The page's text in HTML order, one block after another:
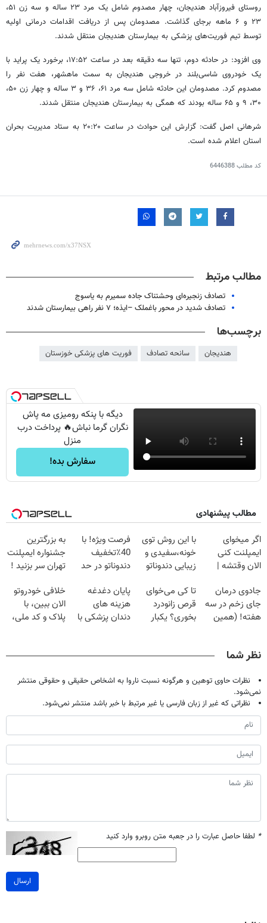
روستای فیروزآباد هندیجان، چهار مصدوم شامل یک مرد ۲۳ ساله و سه زن ۵۱،
۲۳ و ۶ ماهه برجای گذاشت. مصدومان پس از دریافت اقدامات درمانی اولیه
توسط تیم فوریت‌های پزشکی به بیمارستان هندیجان منتقل شدند.
وی افزود: در حادثه دوم، تنها سه دقیقه بعد در ساعت ۱۷:۵۲، برخورد یک پراید با
یک خودروی شاسی‌بلند در خروجی هندیجان به سمت ماهشهر، هفت نفر را
مصدوم کرد. مصدومان این حادثه شامل سه مرد ۶۱، ۳۶ و ۳ ساله و چهار زن ۵۰،
۳۰، ۹ و ۶۵ ساله بودند که همگی به بیمارستان هندیجان منتقل شدند.
شرهانی
اصل گفت: گزارش این حوادث در ساعت ۲۰:۲۰ به ستاد مدیریت بحران
استان اعلام شده است.
کد مطلب6446388
مطالب مرتبط
تصادف زنجیره‌ای وحشتناک جاده سمیرم به یاسوج
تصادف شدید در محور باغملک –ایذه؛ ۷ نفر راهی بیمارستان شدند
برچسب‌ها
هندیجان سانحه تصادف فوریت های پزشکی خوزستان
دیگه با پنکه رومیزی مه پاش
نگران گرما نباش🔥 پرداخت درب
منزل
سفارش بده!
مطالب پیشنهادی
اگر میخوای
ایمپلنت کنی
الان وقتشه |
میلیون تومان!!!
با این روش توی
خونه،سفیدی و
زیبایی دندوناتو
(40%off)
فرصت ویژه! با
40٪تخفیف
دندوناتو در حد
کن
به بزرگترین
جشنواره ایمپلنت
تهران سر بزنید !
میلیون !
جادوی درمان
جای زخم در سه
هفته! (همین
تا کی می‌خوای
قرص زانودرد
بخوری؟ یکبار
پایان دغدغه
هزینه های
دندان پزشکی با
خلافی خودروتو
الان ببین، با
پلاک و کد ملی،
نظر شما
نظرات حاوی توهین و هرگونه نسبت ناروا به اشخاص حقیقی و حقوقی منتشر
نمی‌شود.
نظراتی که غیر از زبان فارسی یا غیر مرتبط با خبر باشد منتشر نمی‌شود.
* لطفا حاصل عبارت را در جعبه متن روبرو وارد کنید
ارسال